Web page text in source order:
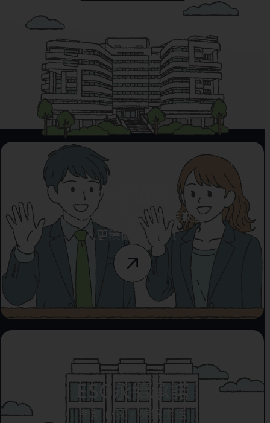
人才招募
加入我們，為臺北的未來注
入更穩健的力量！
ESG永續承諾
開創心家，美好生活